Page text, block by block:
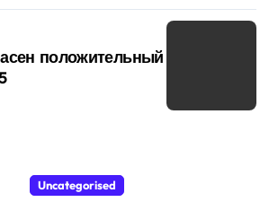
положительный
Uncategorised